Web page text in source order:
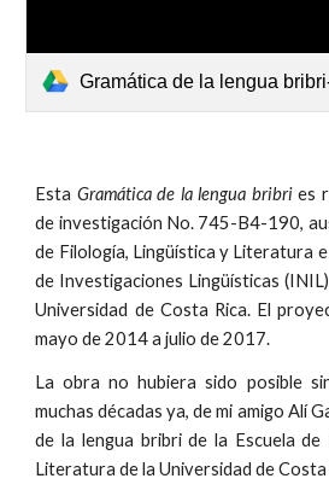
Gramática de la lengua
Esta Gramática de la lengua bribries
de investigación No. 745-B4-190,
de Filología, Lingüística y Literatura
de Investigaciones Lingüísticas
Universidad de Costa Rica. El
mayo de 2014 a julio de 2017.
La obra no hubiera sido posible
muchas décadas ya, de mi amigo Alí
de la lengua bribri de la Escuela de
Literatura de la Universidad de Costa